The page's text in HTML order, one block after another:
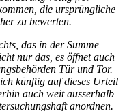
die ursprüngliche
zu bewerten.
das in der Summe
nur das, es öffnet auch
Tür und Tor.
künftig auf dieses Urteil
auch weit ausserhalb
anordnen.